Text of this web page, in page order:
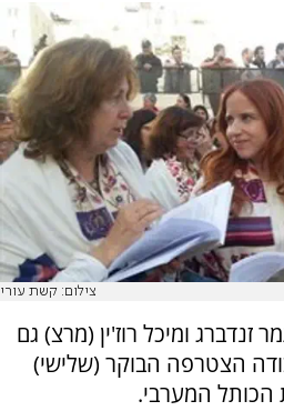
צילום: קשת עורי
ומיכל רוז'ין (מרצ) גם
הצטרפה הבוקר (שלישי)
הכותל המערבי.